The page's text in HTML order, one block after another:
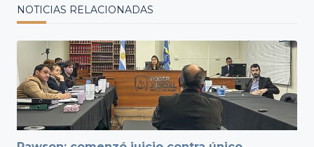
NOTICIAS RELACIONADAS